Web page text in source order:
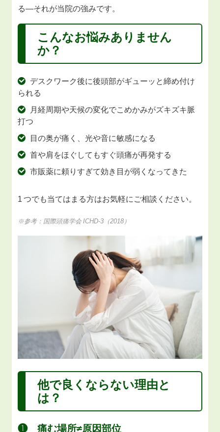
る―それが当院の強みです。
こんなお悩みありません
か？
デスクワーク後に後頭部がギューッと締め付け
られる
月経周期や天候の変化でこめかみがズキズキ脈
打つ
目の奥が痛く、光や音に敏感になる
首や肩をほぐしてもすぐ頭痛が再発する
市販薬に頼りすぎて効き目が弱くなってきた
1 つでも当てはまる方はお気軽にご相談ください。
※参考：国際頭痛学会 ICHD‑3（2018）
他で良くならない理由と
は？
❶ 痛む場所≠原因部位